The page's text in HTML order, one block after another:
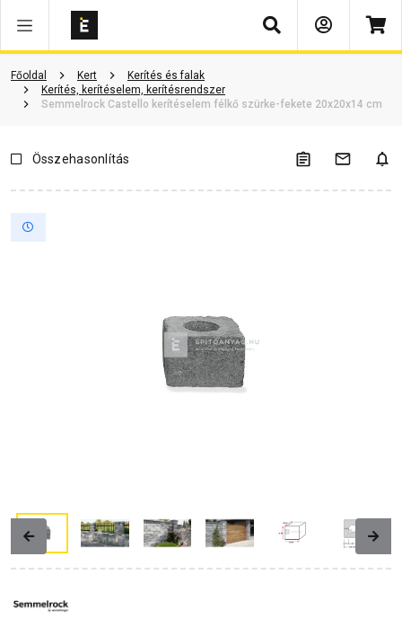
Keresés
Főoldal Kert
Kerítés és falak
Kerítés, kerítéselem, kerítésrendszer
Semmelrock Castello kerítéselem félkő szürke-fekete 20x20x14 cm
Vásárlói vélemények Kérdések és válaszok Kapcsolódó cikkek
Previous Next
Összehasonlítás